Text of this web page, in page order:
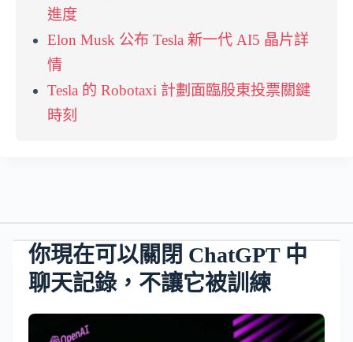
進度
Elon Musk 公布 Tesla 新一代 AI5 晶片詳
情
Tesla 的 Robotaxi 計劃面臨股東投票關鍵
時刻
你現在可以關閉 ChatGPT 中
聊天記錄，不讓它被訓練